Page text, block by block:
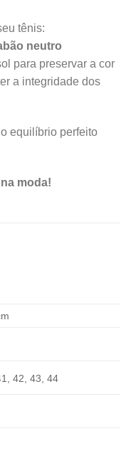
tênis:
neutro
para preservar a cor
a integridade dos
equilíbrio perfeito
moda!
42, 43, 44